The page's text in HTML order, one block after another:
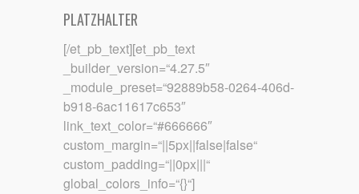
PLATZHALTER
[/et_pb_text][et_pb_text
_builder_version=“4.27.5″
_module_preset=“92889b58-0264-406d-
b918-6ac11617c653″
link_text_color=“#666666″
custom_margin=“||5px||false|false“
custom_padding=“||0px|||“
global_colors_info=“{}“]